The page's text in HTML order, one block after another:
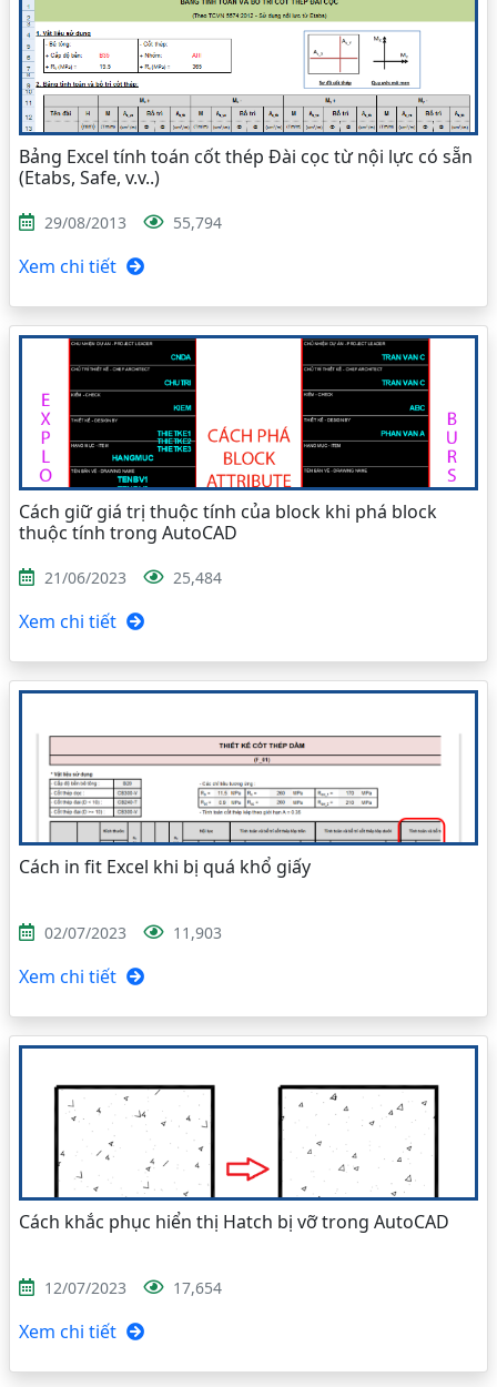
Bảng Excel tính toán cốt thép Đài cọc từ nội lực có sẵn
(Etabs, Safe, v.v..)
29/08/2013 55,794
Xem chi tiết
Cách giữ giá trị thuộc tính của block khi phá block
thuộc tính trong AutoCAD
21/06/2023 25,484
Xem chi tiết
Cách in fit Excel khi bị quá khổ giấy
02/07/2023 11,903
Xem chi tiết
Cách khắc phục hiển thị Hatch bị vỡ trong AutoCAD
12/07/2023 17,654
Xem chi tiết